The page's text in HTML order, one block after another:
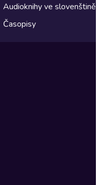
Audioknihy ve slovenštině
Časopisy